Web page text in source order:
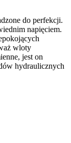
do perfekcji.
napięciem.
wloty
jest on
hydraulicznych